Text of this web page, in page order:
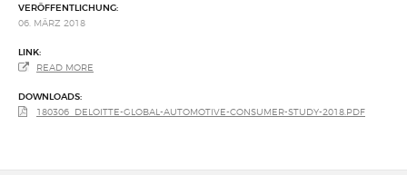
VERÖFFENTLICHUNG:
06. MÄRZ 2018
LINK:
READ MORE
DOWNLOADS:
180306_DELOITTE-GLOBAL-AUTOMOTIVE-CONSUMER-STUDY-2018.PDF